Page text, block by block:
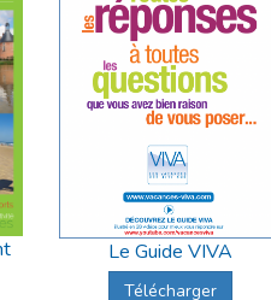
Le Guide VIVA
Télécharger